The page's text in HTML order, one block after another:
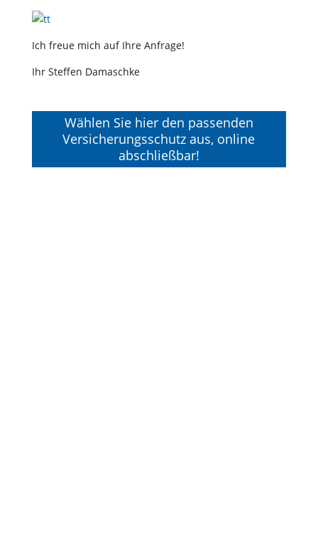
Ich freue mich auf Ihre Anfrage!
Ihr Steffen Damaschke
Wählen Sie hier den passenden
Versicherungsschutz aus, online
abschließbar!